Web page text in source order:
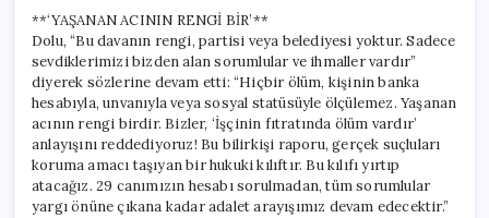
**‘YAŞANAN ACININ RENGİ BİR’**
Dolu, “Bu davanın rengi, partisi veya belediyesi yoktur. Sadece
sevdiklerimizi bizden alan sorumlular ve ihmaller vardır”
diyerek sözlerine devam etti: “Hiçbir ölüm, kişinin banka
hesabıyla, unvanıyla veya sosyal statüsüyle ölçülemez. Yaşanan
acının rengi birdir. Bizler, ‘İşçinin fıtratında ölüm vardır’
anlayışını reddediyoruz! Bu bilirkişi raporu, gerçek suçluları
koruma amacı taşıyan bir hukuki kılıftır. Bu kılıfı yırtıp
atacağız. 29 canımızın hesabı sorulmadan, tüm sorumlular
yargı önüne çıkana kadar adalet arayışımız devam edecektir.”